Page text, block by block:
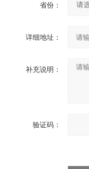
省份：
详细地址：
补充说明：
验证码：